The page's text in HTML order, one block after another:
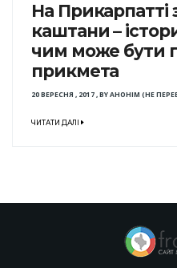
На Прикарпатті
каштани –
чим може бути
прикмета
20 ВЕРЕСНЯ , 2017,BYАНОНІМ (НЕ
ЧИТАТИ ДАЛІ